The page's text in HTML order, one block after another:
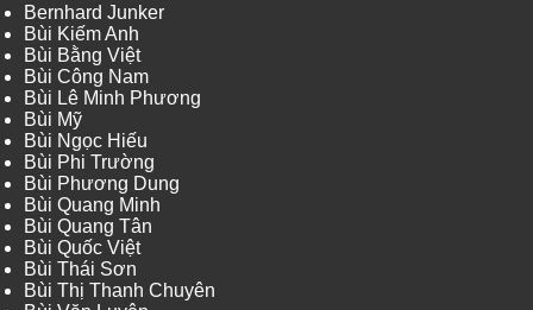
Bernhard Junker
Bùi Kiếm Anh
Bùi Bằng Việt
Bùi Công Nam
Bùi Lê Minh Phương
Bùi Mỹ
Bùi Ngọc Hiếu
Bùi Phi Trường
Bùi Phương Dung
Bùi Quang Minh
Bùi Quang Tân
Bùi Quốc Việt
Bùi Thái Sơn
Bùi Thị Thanh Chuyên